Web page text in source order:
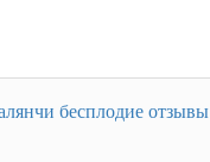
бесплодие отзывы